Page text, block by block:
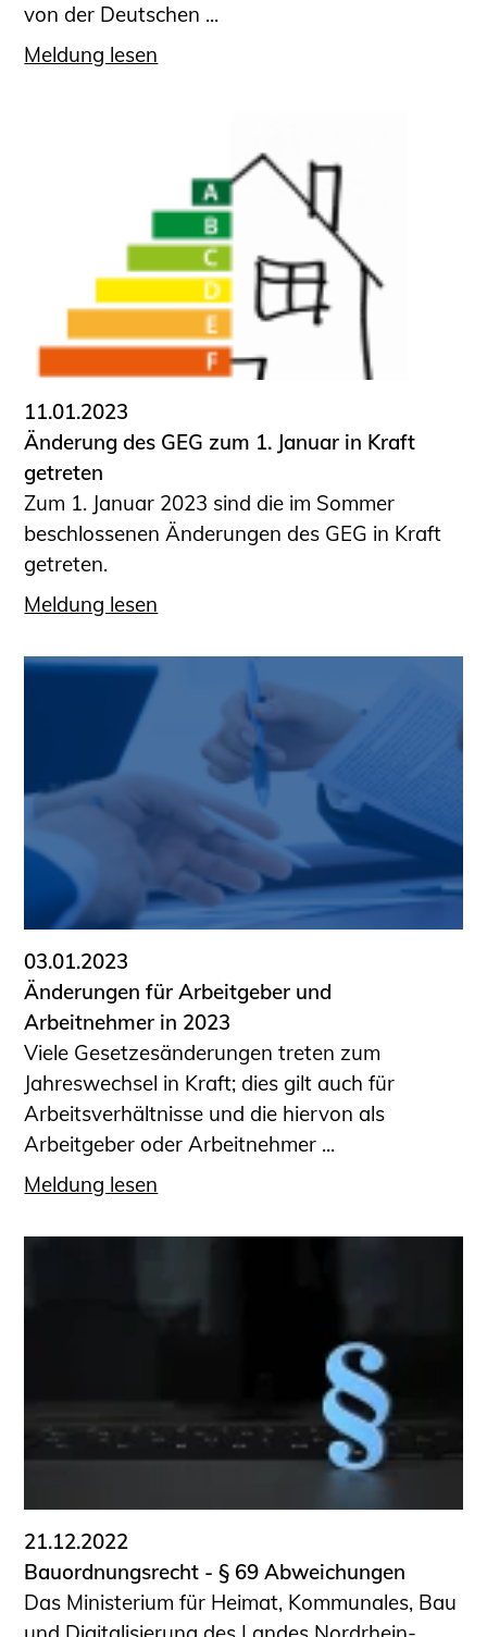
von der Deutschen ...
Meldung lesen
11.01.2023
Änderung des GEG zum 1. Januar in Kraft
getreten
Zum 1. Januar 2023 sind die im Sommer
beschlossenen Änderungen des GEG in Kraft
getreten.
Meldung lesen
03.01.2023
Änderungen für Arbeitgeber und
Arbeitnehmer in 2023
Viele Gesetzesänderungen treten zum
Jahreswechsel in Kraft; dies gilt auch für
Arbeitsverhältnisse und die hiervon als
Arbeitgeber oder Arbeitnehmer ...
Meldung lesen
21.12.2022
Bauordnungsrecht - § 69 Abweichungen
Das Ministerium für Heimat, Kommunales, Bau